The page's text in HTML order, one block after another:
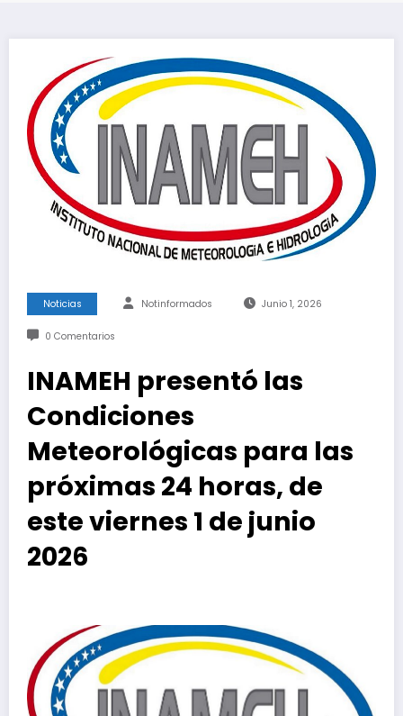
Noticias Notinformados Junio 1, 2026
0 Comentarios
INAMEH presentó las
Condiciones
Meteorológicas para las
próximas 24 horas, de
este viernes 1 de junio
2026